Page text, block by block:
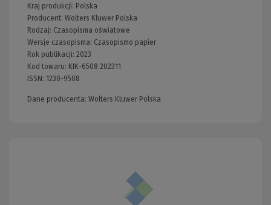
Kraj produkcji: Polska
Producent: Wolters Kluwer Polska
Rodzaj: Czasopisma oświatowe
Wersje czasopisma: Czasopismo papier
Rok publikacji: 2023
Kod towaru: KIK-6508 202311
ISSN: 1230-9508
Dane producenta: Wolters Kluwer Polska